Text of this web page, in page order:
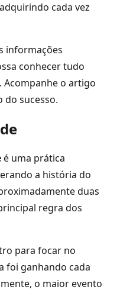
cada vez
informações
conhecer tudo
. Acompanhe o artigo
do sucesso.
é uma prática
a história do
duas
regra dos
para focar no
foi ganhando cada
o maior evento